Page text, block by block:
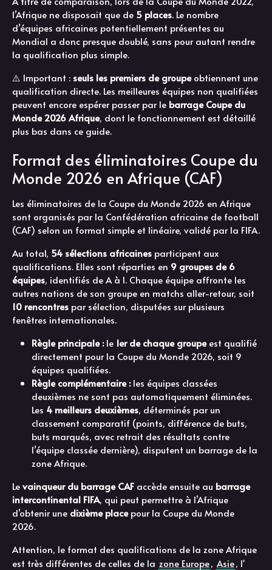
l’Afrique ne disposait que de 5 places. Le nombre
d’équipes africaines potentiellement présentes au
Mondial a donc presque doublé, sans pour autant rendre
la qualification plus simple.
⚠️ Important : seuls les premiers de groupeobtiennent une
qualification directe. Les meilleures équipes non qualifiées
peuvent encore espérer passer par le barrage Coupe du
Monde 2026 Afrique, dont le fonctionnement est détaillé
plus bas dans ce guide.
Format des éliminatoires Coupe du
Monde 2026 en Afrique (CAF)
Les éliminatoires de la Coupe du Monde 2026 en Afrique
sont organisés par la Confédération africaine de football
(CAF) selon un format simple et linéaire, validé par la FIFA.
Au total, 54 sélections africaines participent aux
qualifications. Elles sont réparties en 9 groupes de 6
équipes, identifiés de A à I. Chaque équipe affronte les
autres nations de son groupe en matchs aller-retour, soit
10 rencontres par sélection, disputées sur plusieurs
fenêtres internationales.
Règle principale :le 1er de chaque groupeest qualifié
directement pour la Coupe du Monde 2026, soit 9
équipes qualifiées.
Règle complémentaire :les équipes classées
deuxièmes ne sont pas automatiquement éliminées.
Les 4 meilleurs deuxièmes, déterminés par un
classement comparatif (points, différence de buts,
buts marqués, avec retrait des résultats contre
l’équipe classée dernière), disputent un barrage de la
zone Afrique.
Levainqueur du barrage CAF accède ensuite au barrage
intercontinental FIFA, qui peut permettre à l’Afrique
d’obtenir une dixième placepour la Coupe du Monde
2026.
Attention, le format des qualifications de la zone Afrique
est très différentes de celles de la zone Europe, Asie, l'